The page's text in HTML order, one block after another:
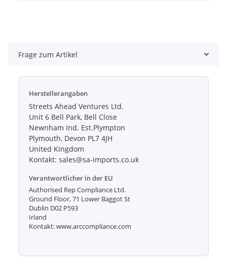
Frage zum Artikel
Herstellerangaben
Streets Ahead Ventures Ltd.
Unit 6 Bell Park, Bell Close
Newnham Ind. Est.Plympton
Plymouth, Devon PL7 4JH
United Kingdom
Kontakt: sales@sa-imports.co.uk
Verantwortlicher in der EU
Authorised Rep Compliance Ltd.
Ground Floor, 71 Lower Baggot St
Dublin D02 P593
Irland
Kontakt: www.arccompliance.com